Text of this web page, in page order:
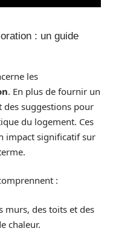
: un guide
les
. En plus de fournir un
des suggestions pour
du logement. Ces
impact significatif sur
:
murs, des toits et des
chaleur.